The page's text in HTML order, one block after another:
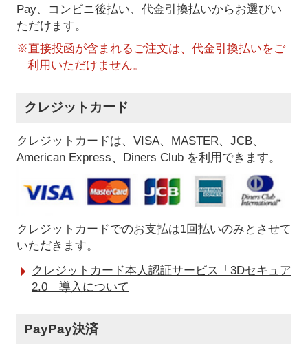
Pay、コンビニ後払い、代金引換払いからお選びい
ただけます。
※直接投函が含まれるご注文は、代金引換払いをご
利用いただけません。
クレジットカード
クレジットカードは、VISA、MASTER、JCB、
American Express、Diners Club を利用できます。
クレジットカードでのお支払は1回払いのみとさせて
いただきます。
クレジットカード本人認証サービス「3Dセキュア
2.0」導入について
PayPay決済